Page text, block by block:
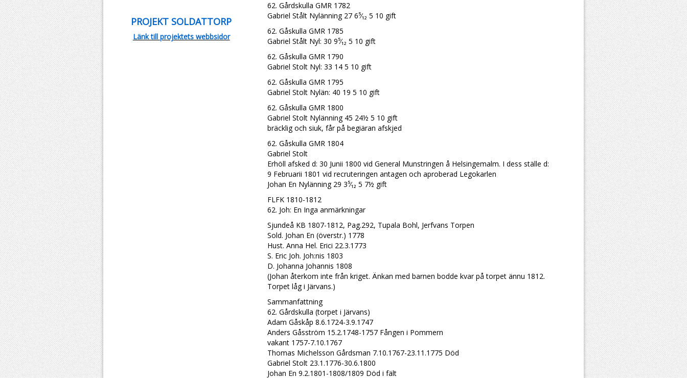
PROJEKT SOLDATTORP
Länk till projektets webbsidor
62. Gårdskulla GMR 1782
Gabriel Stålt Nylänning 27 6⁵⁄₁₂ 5 10 gift
62. Gåskulla GMR 1785
Gabriel Stålt Nyl: 30 9⁵⁄₁₂ 5 10 gift
62. Gåskulla GMR 1790
Gabriel Stolt Nyl: 33 14 5 10 gift
62. Gåskulla GMR 1795
Gabriel Stolt Nylän: 40 19 5 10 gift
62. Gåskulla GMR 1800
Gabriel Stolt Nylänning 45 24½ 5 10 gift
bräcklig och siuk, får på begiäran afskjed
62. Gåskulla GMR 1804
Gabriel Stolt
Erhöll afsked d: 30 Junii 1800 vid General Munstringen å Helsingemalm. I dess ställe d:
9 Februarii 1801 vid recruteringen antagen och aproberad Legokarlen
Johan En Nylänning 29 3⁵⁄₁₂ 5 7½ gift
FLFK 1810-1812
62. Joh: En Inga anmärkningar
Sjundeå KB 1807-1812, Pag.292, Tupala Bohl, Jerfvans Torpen
Sold. Johan En (överstr.) 1778
Hust. Anna Hel. Erici 22.3.1773
S. Eric Joh. Joh:nis 1803
D. Johanna Johannis 1808
(Johan återkom inte från kriget. Änkan med barnen bodde kvar på torpet ännu 1812.
Torpet låg i Järvans.)
Sammanfattning
62. Gårdskulla (torpet i Järvans)
Adam Gåskåp 8.6.1724-3.9.1747
Anders Gåsström 15.2.1748-1757 Fången i Pommern
vakant 1757-7.10.1767
Thomas Michelsson Gårdsman 7.10.1767-23.11.1775 Död
Gabriel Stolt 23.1.1776-30.6.1800
Johan En 9.2.1801-1808/1809 Död i fält